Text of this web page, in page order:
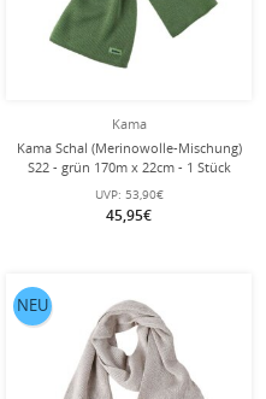
Kama
Kama Schal (Merinowolle-Mischung)
S22 - grün 170m x 22cm - 1 Stück
UVP: 53,90€
45,95€
NEU